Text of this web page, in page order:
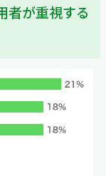
者が重視する